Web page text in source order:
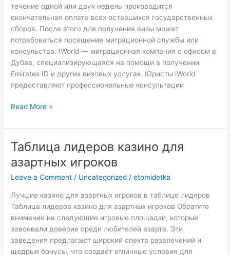
течение одной или двух недель производится
окончательная оплата всех оставшихся государственных
сборов. После этого для получения визы может
потребоваться посещение миграционной службы или
консульства. IWorld — миграционная компания с офисом в
Дубае, специализирующаяся на помощи в получении
Emirates ID и других визовых услугах. Юристы iWorld
предоставляют профессиональные консультации
Read More »
Таблица лидеров казино для
азартных игроков
Leave a Comment / Uncategorized /etomidetka
Лучшие казино для азартных игроков в таблице лидеров
Таблица лидеров казино для азартных игроков Обратите
внимание на следующие игровые площадки, которые
завоевали доверие среди любителей азарта. Эти
заведения предлагают широкий спектр развлечений и
щедрые бонусы, что создаёт отличные условия для
Таблица
казино
для
игроков